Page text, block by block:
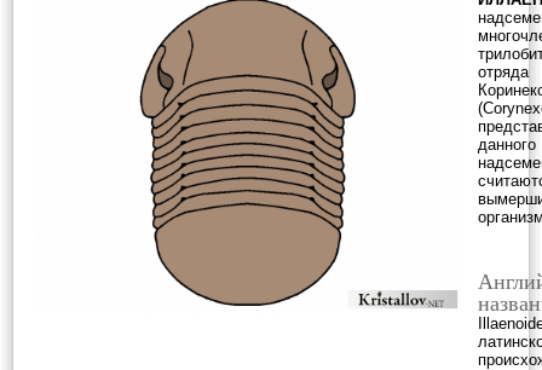
отряда
данного